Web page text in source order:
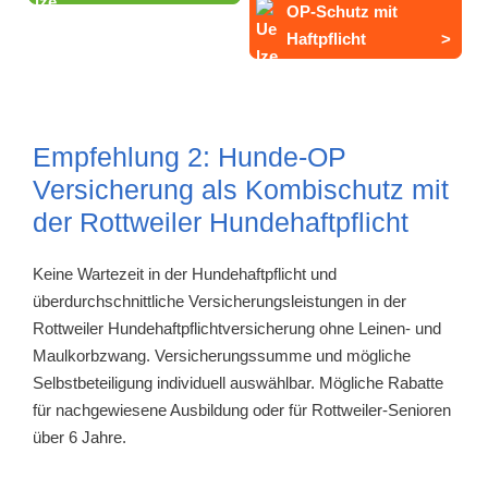
OP-Schutz mit
Haftpflicht
>
Empfehlung 2: Hunde-OP
Versicherung als Kombischutz mit
der Rottweiler Hundehaftpflicht
Keine Wartezeit in der Hundehaftpflicht und
überdurchschnittliche Versicherungsleistungen in der
Rottweiler Hundehaftpflichtversicherung ohne Leinen- und
Maulkorbzwang. Versicherungssumme und mögliche
Selbstbeteiligung individuell auswählbar. Mögliche Rabatte
für nachgewiesene Ausbildung oder für Rottweiler-Senioren
über 6 Jahre.